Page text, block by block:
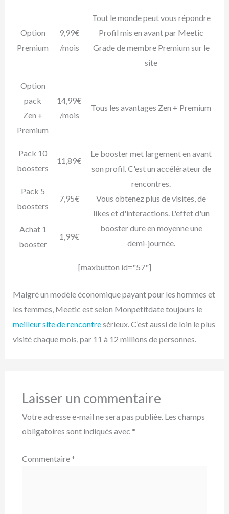
Option
Premium
9,99€
/mois
Tout le monde peut vous répondre
Profil mis en avant par Meetic
Grade de membre Premium sur le
site
Option
pack
Zen +
Premium
14,99€
/mois
Tous les avantages Zen + Premium
Pack 10
boosters
11,89€
Le booster met largement en avant
son profil. C'est un accélérateur de
rencontres.
Vous obtenez plus de visites, de
likes et d'interactions. L'effet d'un
booster dure en moyenne une
demi-journée.
Pack 5
boosters
7,95€
Achat 1
booster
1,99€
[maxbutton id="57"]
Malgré un modèle économique payant pour les hommes et
les femmes, Meetic est selon Monpetitdate toujours le
meilleur site de rencontresérieux. C’est aussi de loin le plus
visité chaque mois, par 11 à 12 millions de personnes.
Laisser un commentaire
Votre adresse e-mail ne sera pas publiée. Les champs
obligatoires sont indiqués avec *
Commentaire *